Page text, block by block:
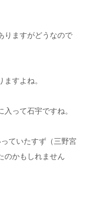
りますがどうなので
すよね。
って石宇ですね。
ていたすず（三野宮
のかもしれません